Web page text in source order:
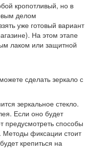
кропотливый, но в
делом
уже готовый вариант
На этом этапе
лаком или защитной
сделать зеркало с
зеркальное стекло.
Если оно будет
предусмотреть способы
Методы фиксации стоит
крепиться на